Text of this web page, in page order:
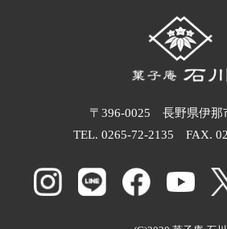
〒396-0025 長野県伊那
TEL. 0265-72-2135 FAX.